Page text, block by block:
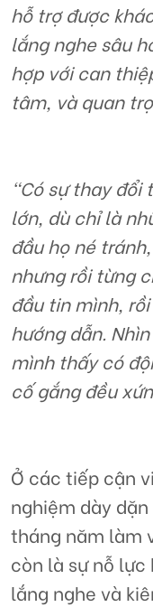
hỗ trợ được
lắng nghe sâu
hợp với can
tâm, và quan
“Có sự thay
lớn, dù chỉ là
đầu họ né
nhưng rồi từng
đầu tin mình,
hướng dẫn.
mình thấy có
cố gắng đều
Ở các tiếp cận
nghiệm dày
tháng năm làm
còn là sự nỗ lực
lắng nghe và